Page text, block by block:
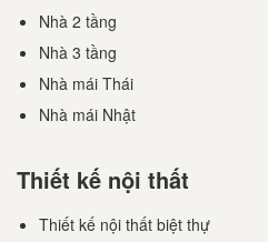
Nhà 2 tầng
Nhà 3 tầng
Nhà mái Thái
Nhà mái Nhật
Thiết kế nội thất
Thiết kế nội thất biệt thự